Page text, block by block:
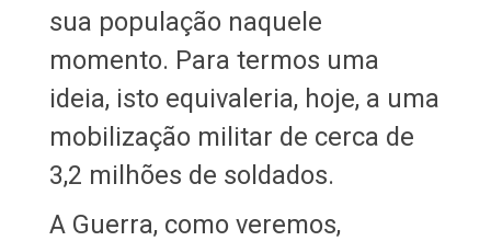
sua população naquele
momento. Para termos uma
ideia, isto equivaleria, hoje, a uma
mobilização militar de cerca de
3,2 milhões de soldados.
A Guerra, como veremos,